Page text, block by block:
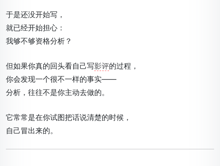
于是还没开始写，
就已经开始担心：
我够不够资格分析？
但如果你真的回头看自己写影评的过程，
你会发现一个很不一样的事实——
分析，往往不是你主动去做的。
它常常是在你试图把话说清楚的时候，
自己冒出来的。